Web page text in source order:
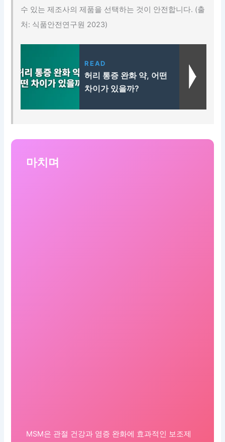
수 있는 제조사의 제품을 선택하는 것이 안전합니다. (출
처: 식품안전연구원 2023)
READ
허리 통증 완화 약, 어떤
차이가 있을까?
마치며
MSM은 관절 건강과 염증 완화에 효과적인 보조제